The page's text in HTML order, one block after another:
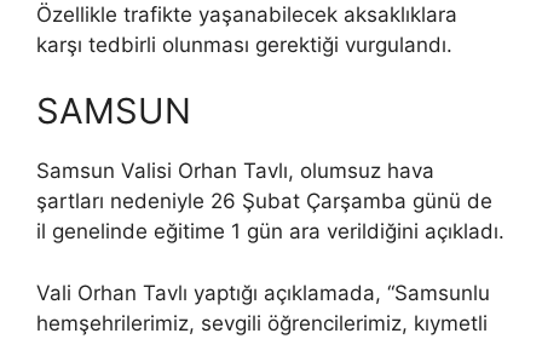
Özellikle trafikte yaşanabilecek aksaklıklara
karşı tedbirli olunması gerektiği vurgulandı.
SAMSUN
Samsun Valisi Orhan Tavlı, olumsuz hava
şartları nedeniyle 26 Şubat Çarşamba günü de
il genelinde eğitime 1 gün ara verildiğini açıkladı.
Vali Orhan Tavlı yaptığı açıklamada, “Samsunlu
hemşehrilerimiz, sevgili öğrencilerimiz, kıymetli